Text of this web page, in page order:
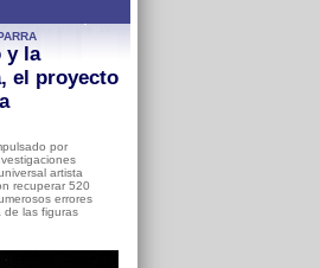
y la
el proyecto
por
artista
recuperar 520
errores
de las figuras